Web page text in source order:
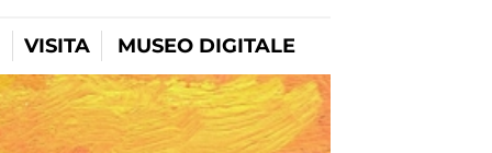
VISITA MUSEO DIGITALE